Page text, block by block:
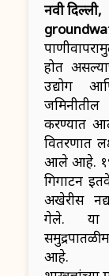
नवी दिल्ली,
होत
उद्योग
करण्यात
वितरणात
आले आहे.
गिगाटन
अखेरीस
गेले. या
आहे.